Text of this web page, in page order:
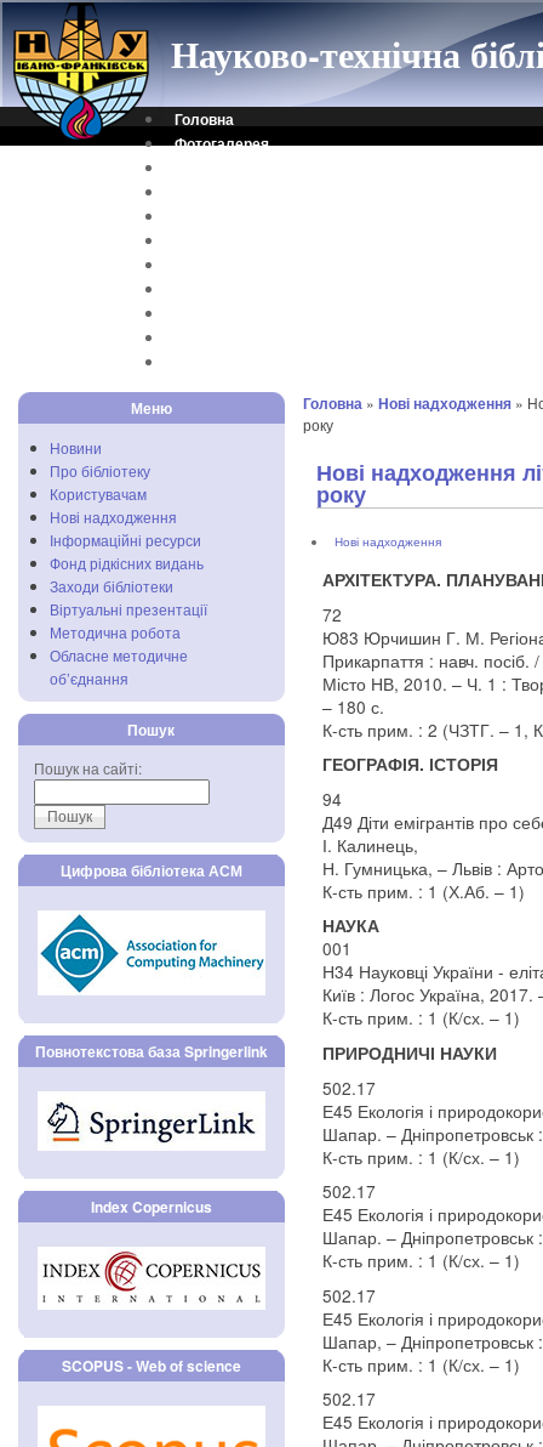
Науково-технічна
Головна
Фотогалерея
Меню
Новини
Про бібліотеку
Користувачам
Нові надходження
Інформаційні ресурси
Фонд рідкісних видань
Заходи бібліотеки
Віртуальні презентації
Методична робота
Обласне методичне
об’єднання
Пошук
Пошук на сайті:
Цифрова бібліотека АСМ
Повнотекстова база Springerlink
Index Copernicus
SCOPUS - Web of science
Головна » Нові надходження »
року
Нові надходження
року
Нові надходження
АРХІТЕКТУРА.
72
Ю83 Юрчишин Г. М.
Прикарпаття : навч.
Місто НВ, 2010. – Ч. 1 :
– 180 с.
К-сть прим. : 2 (ЧЗТГ. – 1,
ГЕОГРАФІЯ. ІСТОРІЯ
94
Д49 Діти емігрантів про
І. Калинець,
Н. Гумницька, – Львів :
К-сть прим. : 1 (Х.Аб. – 1)
НАУКА
001
Н34 Науковці України -
Київ : Логос Україна,
К-сть прим. : 1 (К/сх. – 1)
ПРИРОДНИЧІ НАУКИ
502.17
Е45 Екологія і
Шапар. –
К-сть прим. : 1 (К/сх. – 1)
502.17
Е45 Екологія і
Шапар. –
К-сть прим. : 1 (К/сх. – 1)
502.17
Е45 Екологія і
Шапар, –
К-сть прим. : 1 (К/сх. – 1)
502.17
Е45 Екологія і